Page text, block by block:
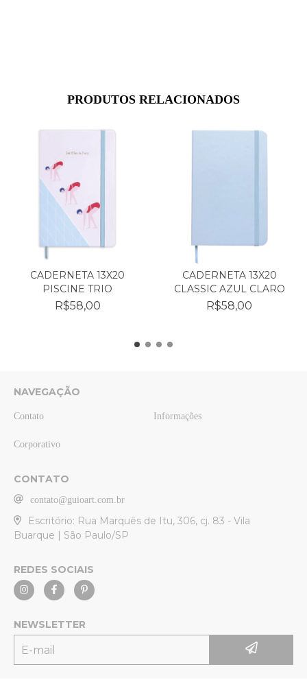
PRODUTOS RELACIONADOS
CADERNETA 13X20
PISCINE TRIO
R$58,00
CADERNETA 13X20
CLASSIC AZUL CLARO
R$58,00
NAVEGAÇÃO
Contato Informações
Corporativo
CONTATO
contato@guioart.com.br
Escritório: Rua Marquês de Itu, 306, cj. 83 - Vila
Buarque | São Paulo/SP
REDES SOCIAIS
NEWSLETTER